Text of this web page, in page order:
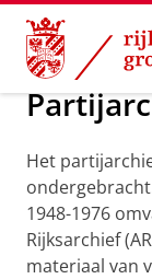
Skip
Content
Skip
Navigation
Onderzoek
Het
1948-1976
Rijksarchief
materiaal van